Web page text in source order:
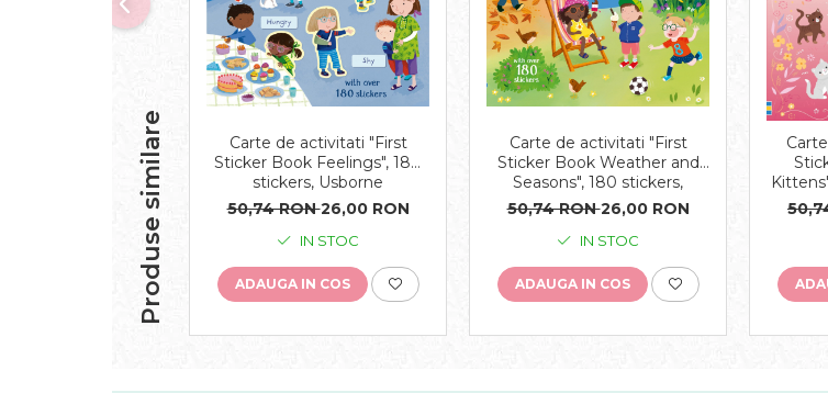
Produse similare
Carte de activitati "First
Sticker Book Feelings", 180
stickers, Usborne
50,74 RON26,00 RON
IN STOC
ADAUGA IN COS
Carte de activitati "First
Sticker Book Weather and
Seasons", 180 stickers,
Usborne
50,74 RON26,00 RON
IN STOC
ADAUGA IN COS